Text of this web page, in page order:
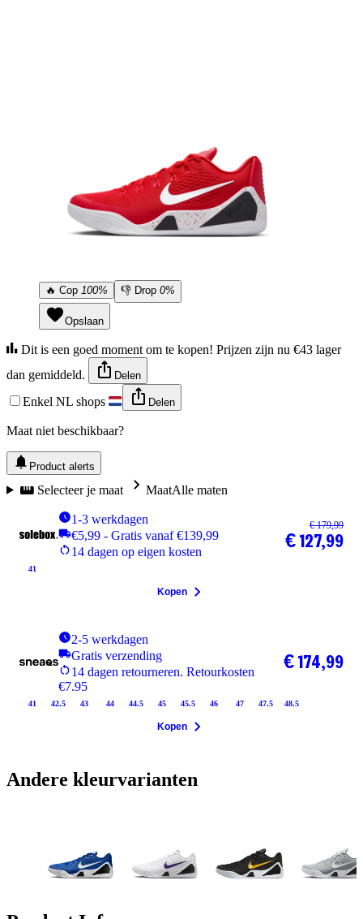
🔥 Cop 100% 👎 Drop 0%
Opslaan
Dit is een goed moment om te kopen! Prijzen zijn nu €43 lager
dan gemiddeld.
Delen
Enkel NL shops Delen
Maat niet beschikbaar?
Product alerts
Selecteer je maat MaatAlle maten
1-3 werkdagen
€5,99 - Gratis vanaf €139,99
14 dagen op eigen kosten
41
€ 179,99
€ 127,99
Kopen
2-5 werkdagen
Gratis verzending
14 dagen retourneren. Retourkosten
€7.95
41 42.5 43 44 44.5 45 45.5 46 47 47.5 48.5
€ 174,99
Kopen
Andere kleurvarianten